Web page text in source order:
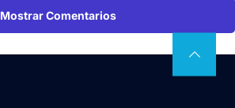
Mostrar Comentarios